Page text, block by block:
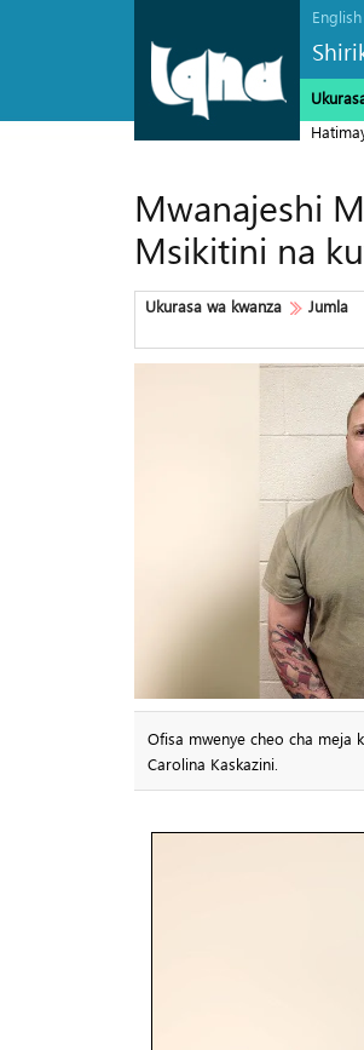
English
Mwanajeshi
Msikitini na
Ukurasa wa kwanza Jumla
Ofisa mwenye cheo cha meja
Carolina Kaskazini.